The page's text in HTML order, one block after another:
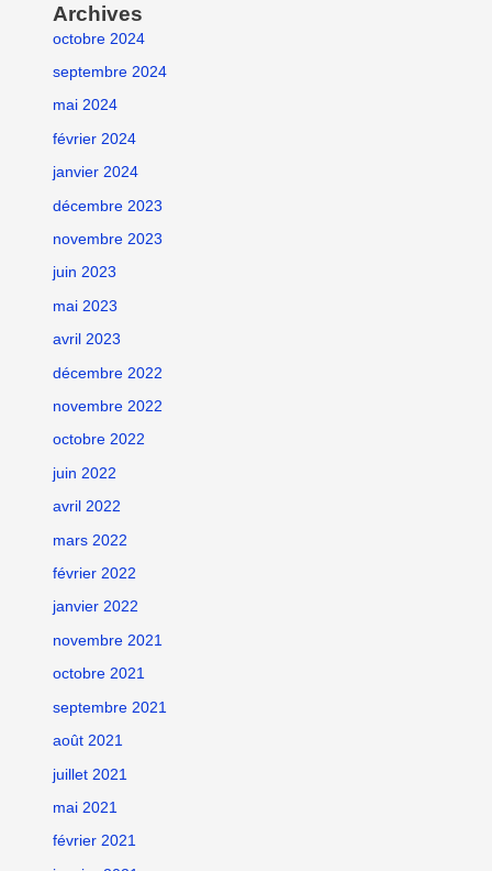
Archives
octobre 2024
septembre 2024
mai 2024
février 2024
janvier 2024
décembre 2023
novembre 2023
juin 2023
mai 2023
avril 2023
décembre 2022
novembre 2022
octobre 2022
juin 2022
avril 2022
mars 2022
février 2022
janvier 2022
novembre 2021
octobre 2021
septembre 2021
août 2021
juillet 2021
mai 2021
février 2021